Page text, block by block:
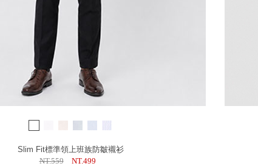
Slim Fit標準領上班族防皺襯衫
NT.559
NT.499